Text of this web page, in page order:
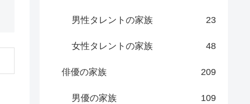
男性タレントの家族 23
女性タレントの家族 48
俳優の家族 209
男優の家族 109